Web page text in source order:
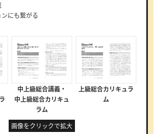
にも繋がる
中上級総合講義・
中上級総合カリキュ
ラム
上級総合カリキュラ
ム
画像をクリックで拡大